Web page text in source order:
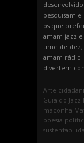
pesquisam
os que
amam jazz
time de dez,
amam rádio.
divertem
Arte
Guia do Jazz
maconha
poesia